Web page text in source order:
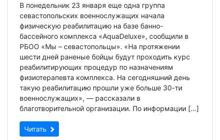
В понедельник 23 января еще одна группа
севастопольских военнослужащих начала
физическую реабилитацию на базе банно-
бассейного комплекса «AquaDeluxe», сообщили в
РБОО «Мы – севастопольцы». «На протяжении
шести дней раненые бойцы будут проходить курс
реабилитирующих процедур по назначениям
физиотерапевта комплекса. На сегодняшний день
такую реабилитацию прошли уже больше 30-ти
военнослужащих», — рассказали в
благотворительной организации. По информации […]
Читать